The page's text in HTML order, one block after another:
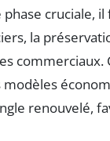
cruciale, il
la
renouvelé,